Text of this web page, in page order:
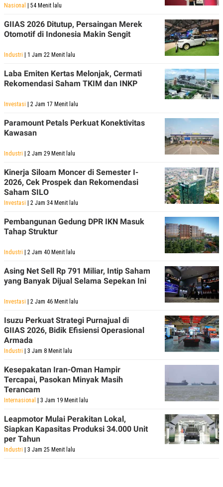
SITEMAPPROFILE
USE
PEDOMAN
PRIVACY
Nasional | 54 Menit lalu
GIIAS 2026 Ditutup, Persaingan Merek
Otomotif di Indonesia Makin Sengit
Industri | 1 Jam 22 Menit lalu
Laba Emiten Kertas Melonjak, Cermati
Rekomendasi Saham TKIM dan INKP
Investasi | 2 Jam 17 Menit lalu
Paramount Petals Perkuat Konektivitas
Kawasan
Industri | 2 Jam 29 Menit lalu
Kinerja Siloam Moncer di Semester I-
2026, Cek Prospek dan Rekomendasi
Saham SILO
Investasi | 2 Jam 34 Menit lalu
Pembangunan Gedung DPR IKN Masuk
Tahap Struktur
Industri | 2 Jam 40 Menit lalu
Asing Net Sell Rp 791 Miliar, Intip Saham
yang Banyak Dijual Selama Sepekan Ini
Investasi | 2 Jam 46 Menit lalu
Isuzu Perkuat Strategi Purnajual di
GIIAS 2026, Bidik Efisiensi Operasional
Armada
Industri | 3 Jam 8 Menit lalu
Kesepakatan Iran-Oman Hampir
Tercapai, Pasokan Minyak Masih
Terancam
Internasional | 3 Jam 19 Menit lalu
Leapmotor Mulai Perakitan Lokal,
Siapkan Kapasitas Produksi 34.000 Unit
per Tahun
Industri | 3 Jam 25 Menit lalu